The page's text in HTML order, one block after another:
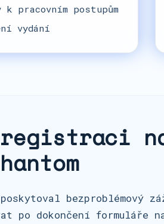
k pracovním postupům
vydání
bezproblémový
po dokončení formuláře